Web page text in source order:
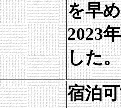
を早
2023
した。
宿泊